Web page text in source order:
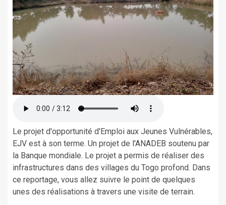
Le projet d'opportunité d'Emploi aux Jeunes Vulnérables,
EJV est à son terme. Un projet de l'ANADEB soutenu par
la Banque mondiale. Le projet a permis de réaliser des
infrastructures dans des villages du Togo profond. Dans
ce reportage, vous allez suivre le point de quelques
unes des réalisations à travers une visite de terrain.